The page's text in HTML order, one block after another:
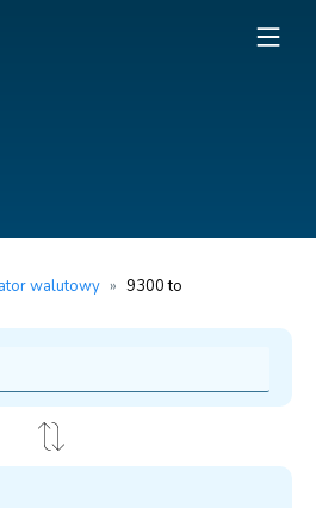
walutowy » 9300 to